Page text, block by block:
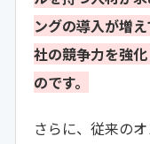
ングの導入が増
社の競争力を強
のです。
さらに、従来の